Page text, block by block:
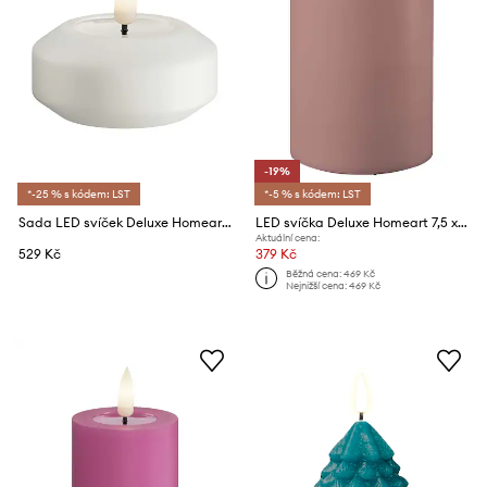
*-25 % s kódem: LST
Sada LED svíček Deluxe Homeart 6,1 x 4,5 cm 2-pack
529 Kč
-19%
*-5 % s kódem: LST
LED svíčka Deluxe Homeart 7,5 x 10 cm
Aktuální cena:
379 Kč
Běžná cena:469 Kč
Nejnižší cena:469 Kč